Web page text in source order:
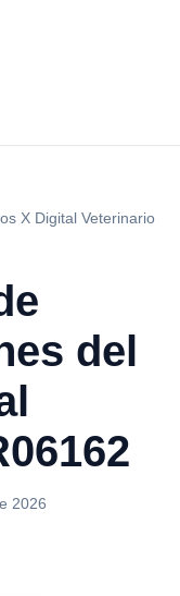
X Digital Veterinario
del
2026